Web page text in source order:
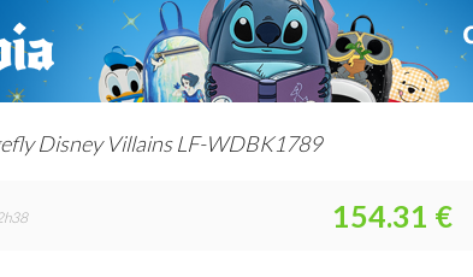
Disney Villains LF-WDBK1789
154.31 €